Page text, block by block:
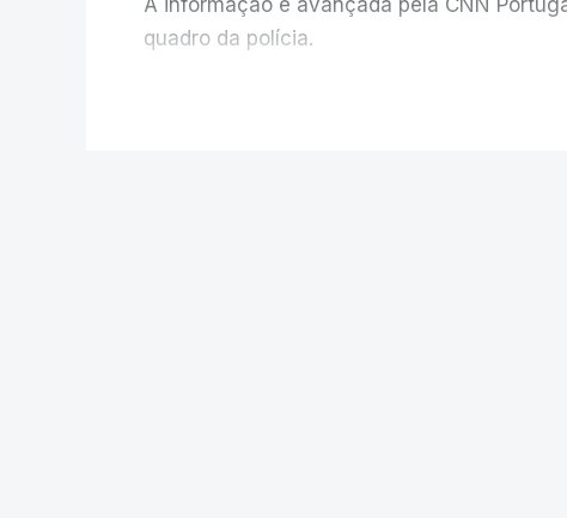
A informação é avançada pela CNN
quadro da polícia.